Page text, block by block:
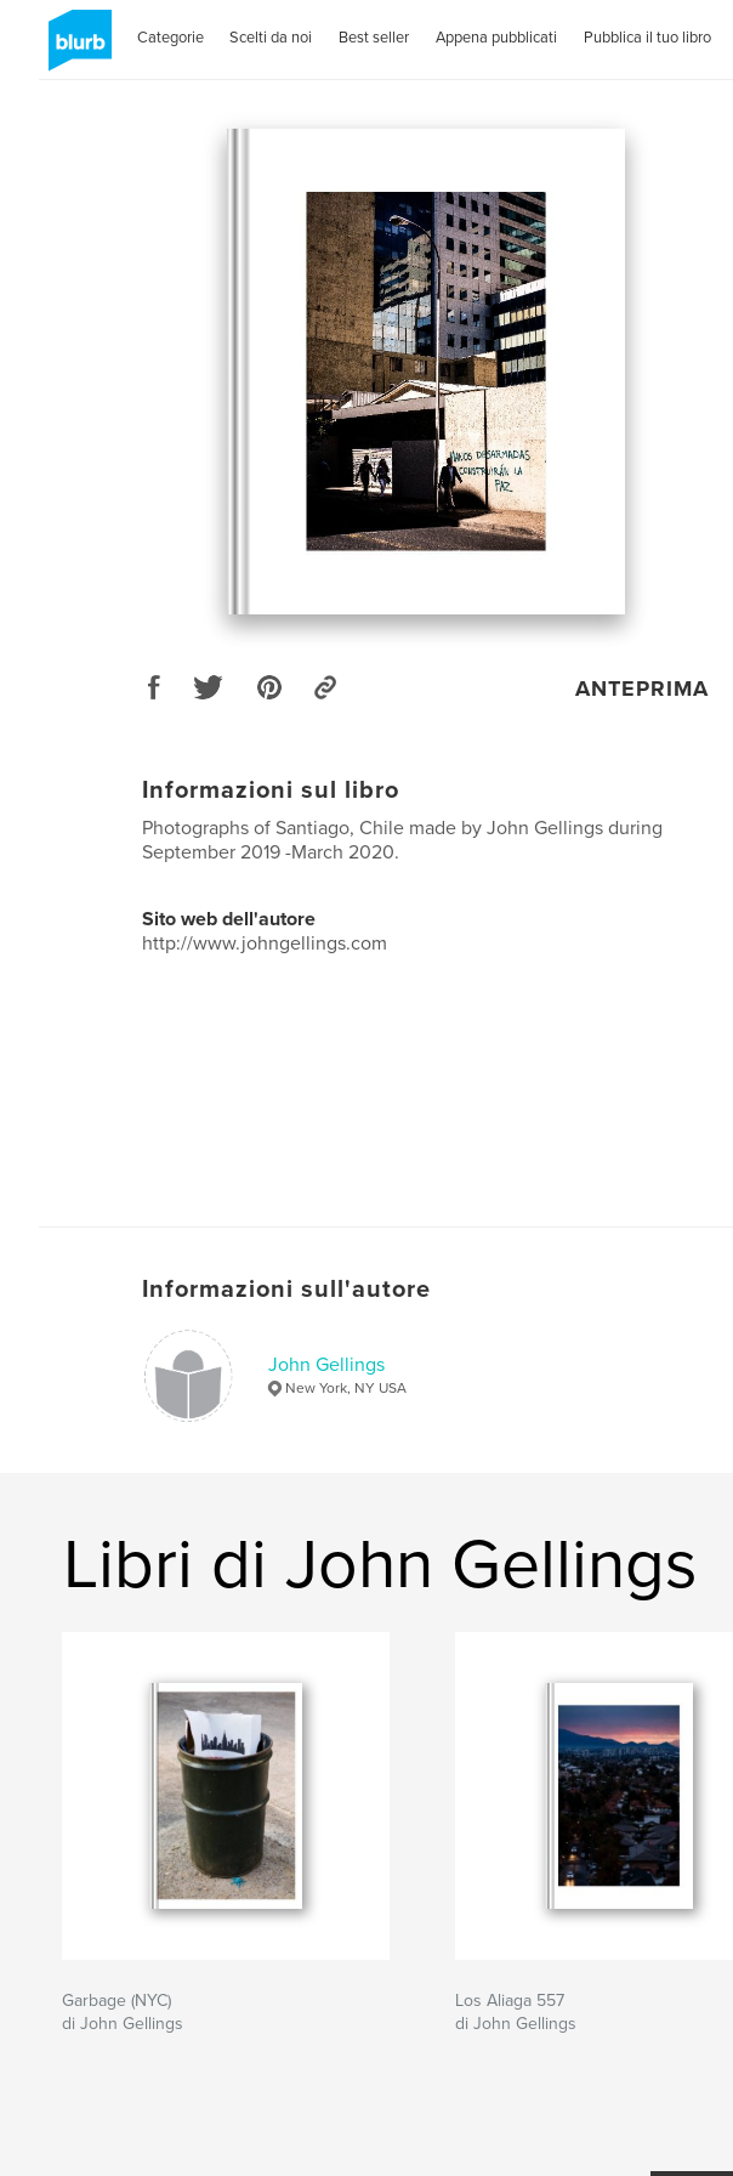
Categorie Scelti da noi Best seller Appena pubblicati Pubblica il tuo libro
ANTEPRIMA
Informazioni sul libro
Photographs of Santiago, Chile made by John Gellings during
September 2019 -March 2020.
Sito web dell'autore
http://www.johngellings.com
Informazioni sull'autore
John Gellings
New York, NY USA
Libri di John Gellings
Garbage (NYC)
di John Gellings
Los Aliaga 557
di John Gellings